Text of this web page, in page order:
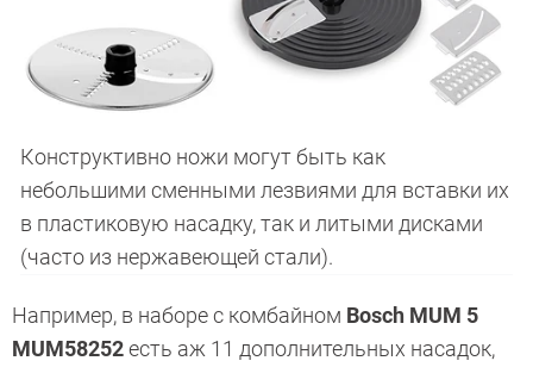
Конструктивно ножи могут быть как
небольшими сменными лезвиями для вставки их
в пластиковую насадку, так и литыми дисками
(часто из нержавеющей стали).
Например, в наборе с комбайном Bosch MUM 5
MUM58252есть аж 11 дополнительных насадок,